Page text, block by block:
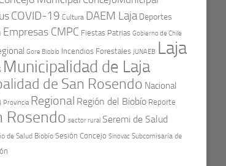
COVID-19 Cultura DAEM Laja Deportes
Empresas CMPC Fiestas Patrias Gobierno de Chile
Gore Biobío Incendios Forestales JUNAEB Laja
Municipalidad de Laja
de San Rosendo Nacional
Provincia Regional Región del Biobío Reporte
Rosendo sector rural Seremi de Salud
de Salud Biobío Sesión Concejo Sinovac Subcomisaría de